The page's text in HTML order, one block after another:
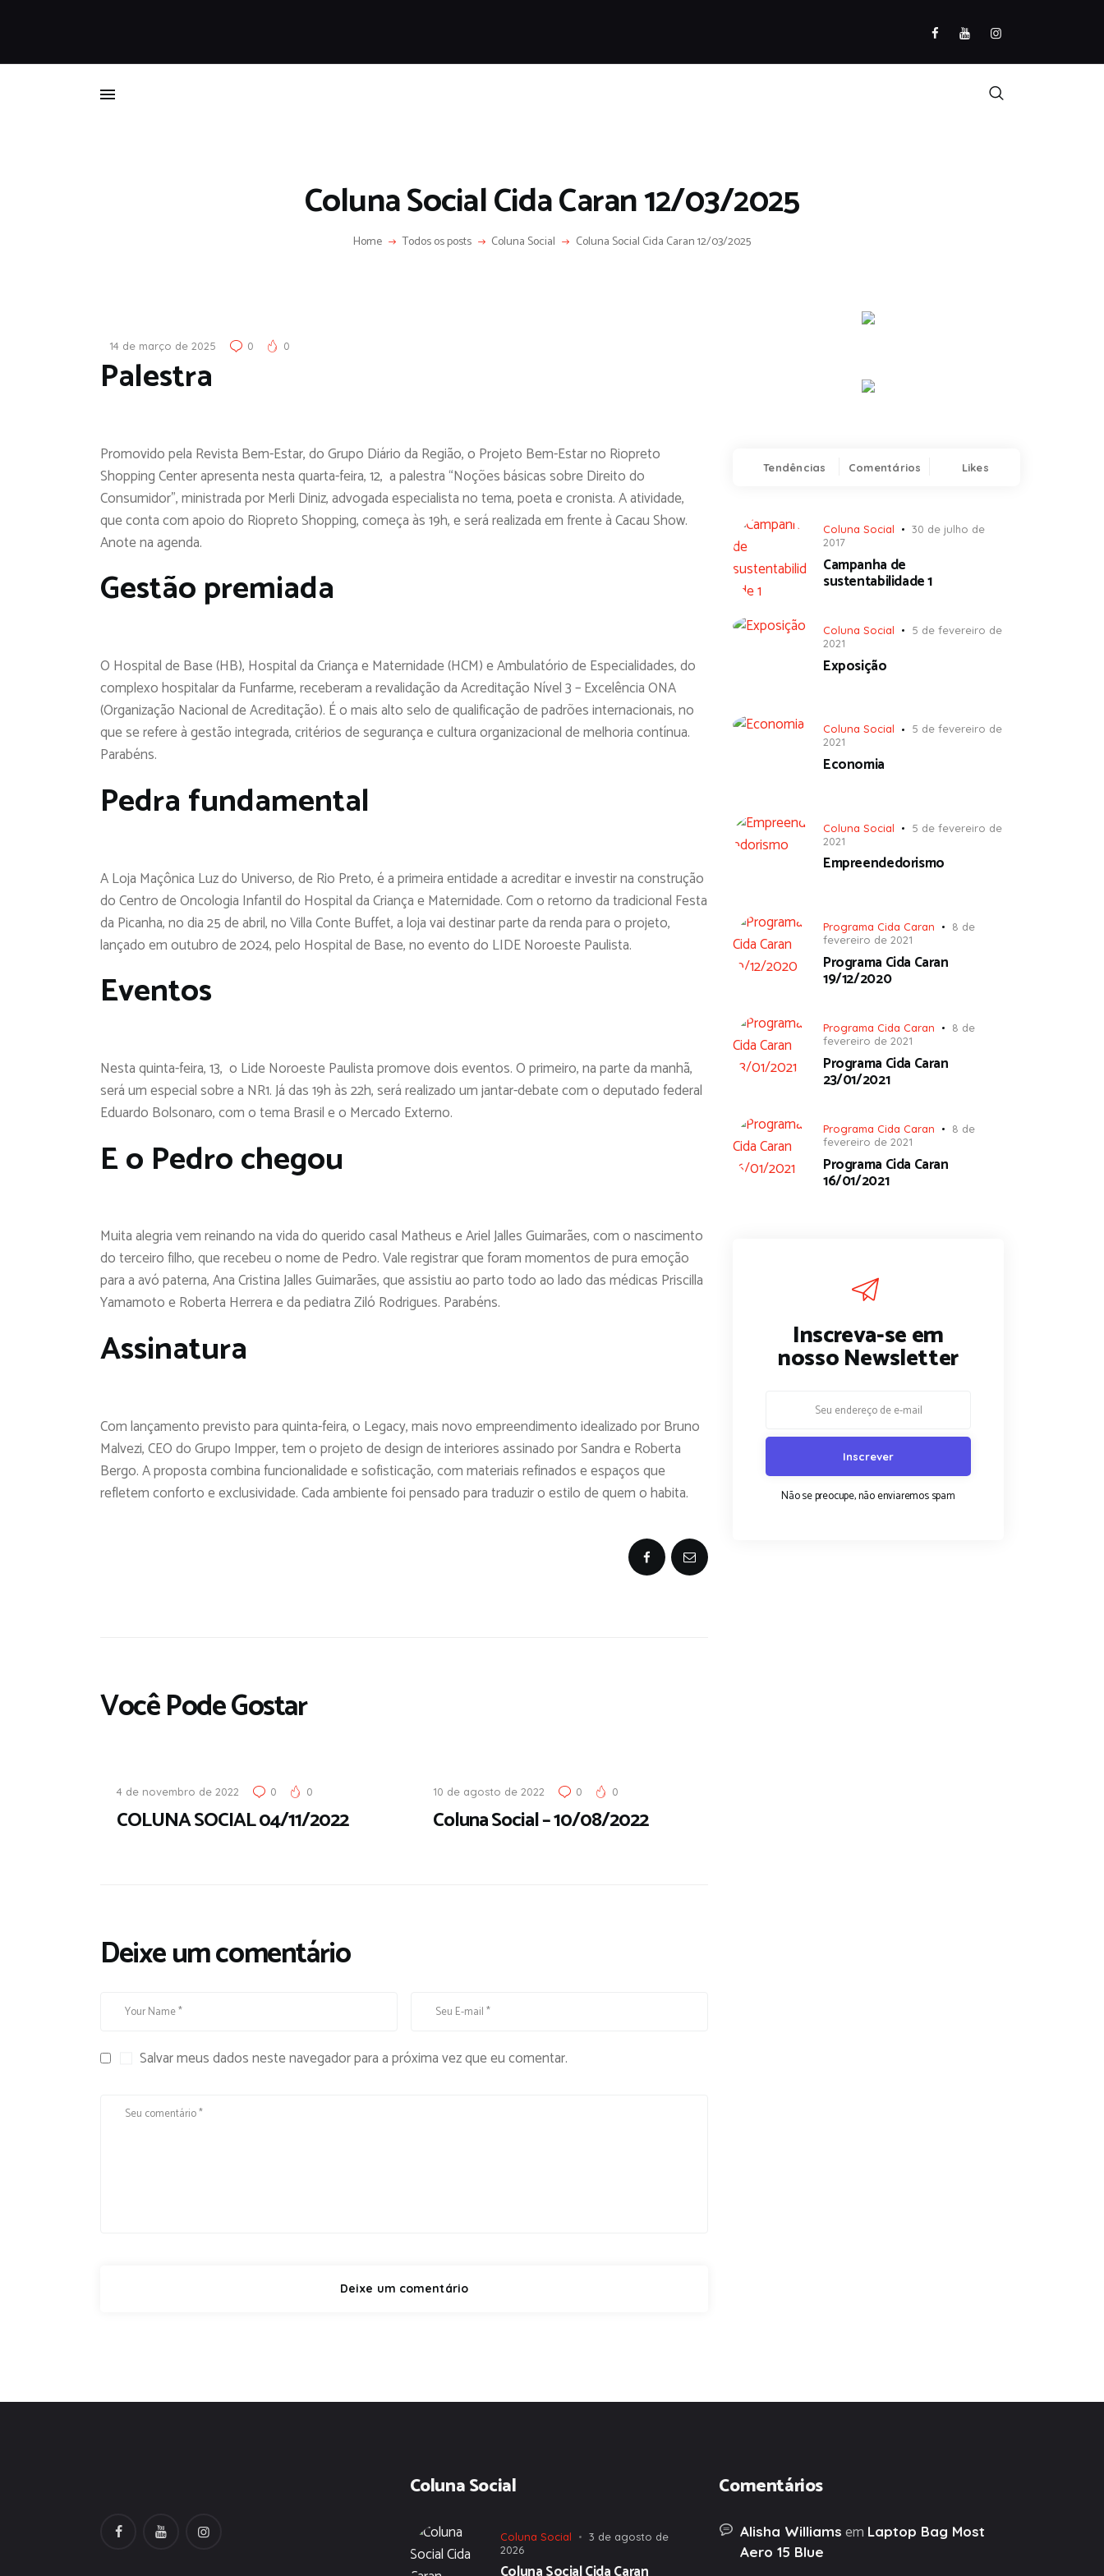
Coluna Social Cida Caran 12/03/2025
Home Todos os posts Coluna Social Coluna Social Cida Caran 12/03/2025
14 de março de 2025 0 0
Palestra
Promovido pela Revista Bem-Estar, do Grupo Diário da Região, o Projeto Bem-Estar no Riopreto
Shopping Center apresenta nesta quarta-feira, 12, a palestra “Noções básicas sobre Direito do
Consumidor”, ministrada por Merli Diniz, advogada especialista no tema, poeta e cronista. A atividade,
que conta com apoio do Riopreto Shopping, começa às 19h, e será realizada em frente à Cacau Show.
Anote na agenda.
Gestão premiada
O Hospital de Base (HB), Hospital da Criança e Maternidade (HCM) e Ambulatório de Especialidades, do
complexo hospitalar da Funfarme, receberam a revalidação da Acreditação Nível 3 – Excelência ONA
(Organização Nacional de Acreditação). É o mais alto selo de qualificação de padrões internacionais, no
que se refere à gestão integrada, critérios de segurança e cultura organizacional de melhoria contínua.
Parabéns.
Pedra fundamental
A Loja Maçônica Luz do Universo, de Rio Preto, é a primeira entidade a acreditar e investir na construção
do Centro de Oncologia Infantil do Hospital da Criança e Maternidade. Com o retorno da tradicional Festa
da Picanha, no dia 25 de abril, no Villa Conte Buffet, a loja vai destinar parte da renda para o projeto,
lançado em outubro de 2024, pelo Hospital de Base, no evento do LIDE Noroeste Paulista.
Eventos
Nesta quinta-feira, 13, o Lide Noroeste Paulista promove dois eventos. O primeiro, na parte da manhã,
será um especial sobre a NR1. Já das 19h às 22h, será realizado um jantar-debate com o deputado federal
Eduardo Bolsonaro, com o tema Brasil e o Mercado Externo.
E o Pedro chegou
Muita alegria vem reinando na vida do querido casal Matheus e Ariel Jalles Guimarães, com o nascimento
do terceiro filho, que recebeu o nome de Pedro. Vale registrar que foram momentos de pura emoção
para a avó paterna, Ana Cristina Jalles Guimarães, que assistiu ao parto todo ao lado das médicas Priscilla
Yamamoto e Roberta Herrera e da pediatra Ziló Rodrigues. Parabéns.
Assinatura
Com lançamento previsto para quinta-feira, o Legacy, mais novo empreendimento idealizado por Bruno
Malvezi, CEO do Grupo Impper, tem o projeto de design de interiores assinado por Sandra e Roberta
Bergo. A proposta combina funcionalidade e sofisticação, com materiais refinados e espaços que
refletem conforto e exclusividade. Cada ambiente foi pensado para traduzir o estilo de quem o habita.
Você Pode Gostar
4 de novembro de 2022 0 0
COLUNA SOCIAL 04/11/2022
10 de agosto de 2022 0 0
Coluna Social – 10/08/2022
Deixe um comentário
Salvar meus dados neste navegador para a próxima vez que eu comentar.
Tendências Comentários Likes
Coluna Social
30 de julho de
2017
Campanha de
sustentabilidade 1
Coluna Social
5 de fevereiro de
2021
Exposição
Coluna Social
5 de fevereiro de
2021
Economia
Coluna Social
5 de fevereiro de
2021
Empreendedorismo
Programa Cida Caran
8 de
fevereiro de 2021
Programa Cida Caran
19/12/2020
Programa Cida Caran
8 de
fevereiro de 2021
Programa Cida Caran
23/01/2021
Programa Cida Caran
8 de
fevereiro de 2021
Programa Cida Caran
16/01/2021
Inscreva-se em
nosso Newsletter
Não se preocupe, não enviaremos spam
Coluna Social
Coluna Social
3 de agosto de
2026
Comentários
Alisha Williams em Laptop Bag Most
Aero 15 Blue